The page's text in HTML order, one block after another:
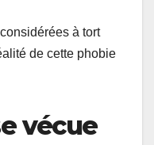
à tort
de cette phobie
vécue